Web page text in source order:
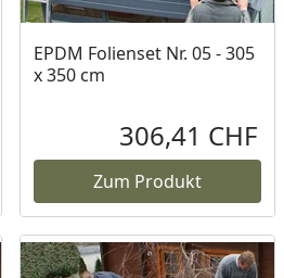
EPDM Folienset Nr. 05 - 305
x 350 cm
306,41 CHF
Zum Produkt